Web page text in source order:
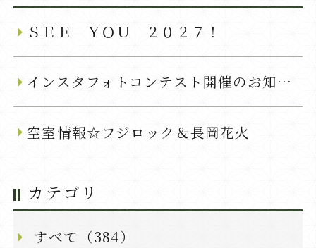
ＳＥＥ ＹＯＵ ２０２７！
インスタフォトコンテスト開催のお知らせ
空室情報☆フジロック＆長岡花火
カテゴリ
すべて（384）